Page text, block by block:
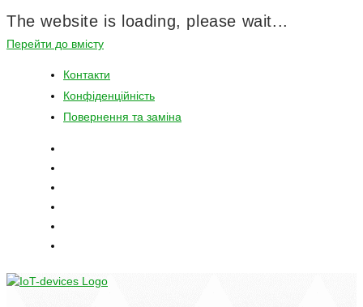
The website is loading, please wait...
Перейти до вмісту
Контакти
Конфіденційність
Повернення та заміна